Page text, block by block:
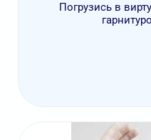
Погрузись в